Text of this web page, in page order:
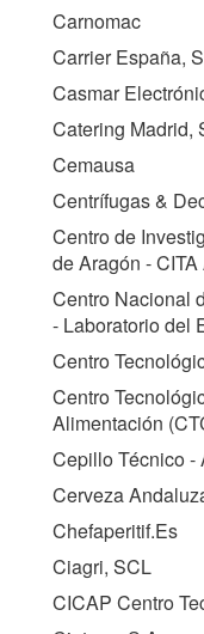
Carnomac
Carrier España,
Casmar
Catering Madrid,
Cemausa
Centrífugas &
Centro de
de Aragón -
Centro Nacional
- Laboratorio del
Centro
Centro
Alimentación (
Cepillo Técnico -
Cerveza
Chefaperitif.Es
Ciagri, SCL
CICAP Centro